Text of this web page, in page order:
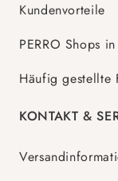
Kundenvorteile
PERRO Shops
Häufig gestellte
KONTAKT &